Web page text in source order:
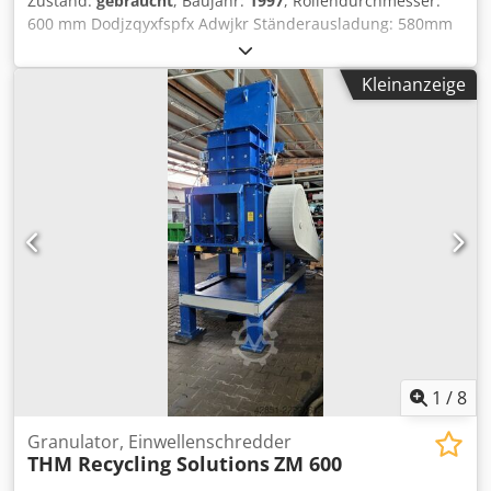
l/min bei 1,5 barBetriebsdaten • Betriebsstunden: 2.420
Stunden Zusätzliche Ausstattung • Luftabsauganlage •
Leistung: ca. 1000 m³/h • Abmessungen: ca. 460 × 840 ×
580 mm • Drei-Backen-Futter • Durchmesser: 160 mm •
Bedienung: Manuell • Gewicht: ca. 10 kg
600 mm Dodjzqyxfspfx Adwjkr Ständerausladung: 580mm
Schnittiefe: Tisch schwenkbar: ja Bandgeschwindigkeit:
Motorleistung: 2,2 kW Motorbremse: ja / automatisch
Absauganschluss: 100 mm und 120 mm Maschinenlänge:
1150 mm Maschinenbreite: 850 mm Maschinenhöhe: 2100
mm Gewicht: 200 kg
Kleinanzeige
1 /8
Granulator, Einwellenschredder
THM Recycling SolutionsZM 600